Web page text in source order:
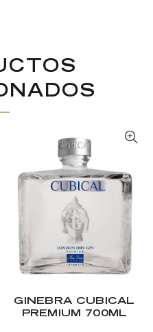
GINEBRA CUBICAL
PREMIUM 700ML